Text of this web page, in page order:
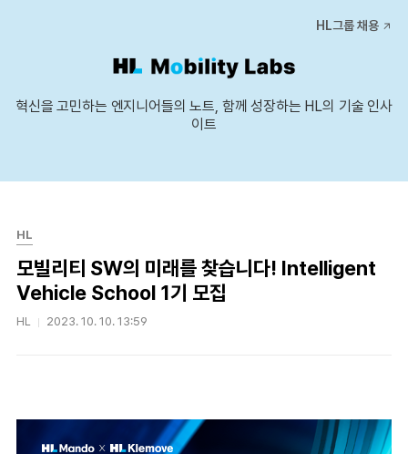
HL그룹 채용
혁신을 고민하는 엔지니어들의 노트, 함께 성장하는 HL의 기술 인사
이트
HL
모빌리티 SW의 미래를 찾습니다! Intelligent
Vehicle School 1기 모집
HL 2023. 10. 10. 13:59